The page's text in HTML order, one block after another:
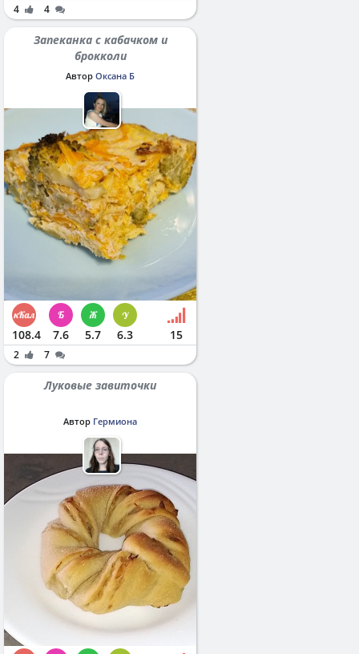
4 4
Запеканка с кабачком и
брокколи
Автор Оксана Б
108.4 7.6 5.7 6.3 15
2 7
Луковые завиточки
Автор Гермиона